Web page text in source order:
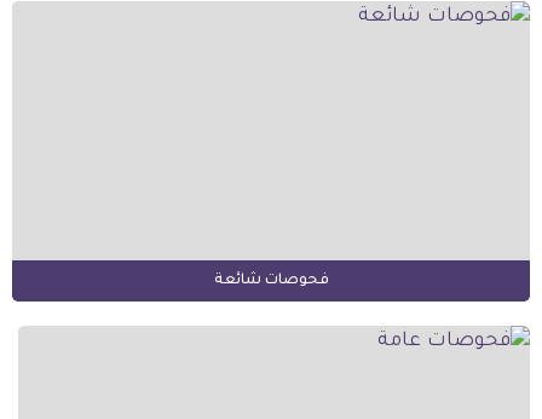
فحوصات شائعة